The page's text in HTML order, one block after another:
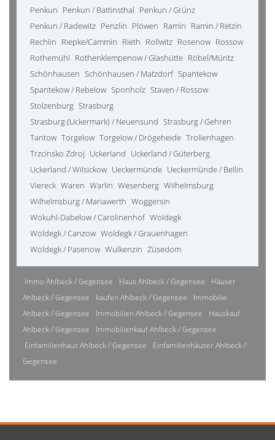
Penkun Penkun / Battinsthal Penkun / Grünz
Penkun / Radewitz Penzlin Plöwen Ramin Ramin / Retzin
Rechlin Riepke/Cammin Rieth Rollwitz Rosenow Rossow
Rothemühl Rothenklempenow / Glashütte Röbel/Müritz
Schönhausen Schönhausen / Matzdorf Spantekow
Spantekow / Rebelow Sponholz Staven / Rossow
Stolzenburg Strasburg
Strasburg (Uckermark) / Neuensund Strasburg / Gehren
Tantow Torgelow Torgelow / Drögeheide Trollenhagen
Trzcinsko Zdroj Uckerland Uckerland / Güterberg
Uckerland / Wilsickow Ueckermünde Ueckermünde / Bellin
Viereck Waren Warlin Wesenberg Wilhelmsburg
Wilhelmsburg / Mariawerth Woggersin
Wokuhl-Dabelow / Carolinenhof Woldegk
Woldegk / Canzow Woldegk / Grauenhagen
Woldegk / Pasenow Wulkenzin Züsedom
Immo Ahlbeck / Gegensee Haus Ahlbeck / Gegensee
Häuser
Ahlbeck / Gegensee
kaufen Ahlbeck / Gegensee
Immobilie
Ahlbeck / Gegensee
Immobilien Ahlbeck / Gegensee
Hauskauf
Ahlbeck / Gegensee
Immobilienkauf Ahlbeck / Gegensee
Einfamilienhaus Ahlbeck / Gegensee
Einfamilienhäuser Ahlbeck /
Gegensee